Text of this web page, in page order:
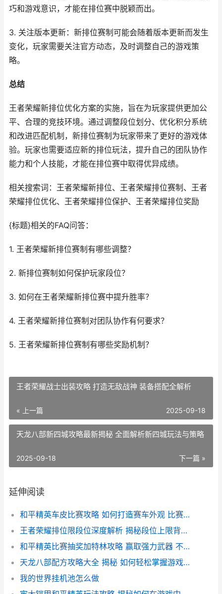
巧和游戏意识，才能在排位赛中脱颖而出。
3. 关注版本更新：新排位赛制可能会随着版本更新而发生
变化，玩家需要关注官方动态，及时调整自己的游戏策
略。
总结
王者荣耀新排位优化方案的实施，旨在为玩家提供更加公
平、合理的竞技环境。通过调整段位划分、优化积分系统
和改进匹配机制，新排位赛制为玩家带来了更好的游戏体
验。玩家也需要适应新的排位玩法，提升自己的团队协作
能力和个人技能，才能在排位赛中取得优异成绩。
相关搜索词：王者荣耀新排位、王者荣耀排位赛制、王者
荣耀排位优化、王者荣耀排位保护、王者荣耀排位奖励
{标题}相关的FAQ问答：
1. 王者荣耀新排位赛制有哪些调整？
2. 新排位赛制如何保护玩家段位？
3. 如何在王者荣耀新排位赛中提升胜率？
4. 王者荣耀新排位赛制对团队协作有何要求？
5. 王者荣耀新排位赛制有哪些奖励机制？
王者荣耀战士出装攻略 打造无敌战神 装备搭配全解析
« 上一篇 2025-09-18
天龙八部新四城攻略最新揭秘 全面解析新四城玩法与策略
下一篇 »
2025-09-18
延伸阅读
和平精英车皮比赛攻略 如何打造赛车外观 比赛技巧大揭秘
王者荣耀排位限段位深度解析 揭秘段位上限背后的游戏平衡策略
和平精英比赛抽奖加特林攻略 赢取强力武器 不容错过的抽奖活动揭秘
天龙八部配方攻略大全 揭秘 如何轻松掌握游戏内高级配方 提升战斗力
我的世界挂机池怎么做